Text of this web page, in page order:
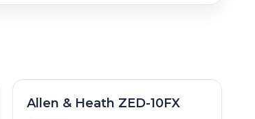
Allen & Heath ZED-10FX